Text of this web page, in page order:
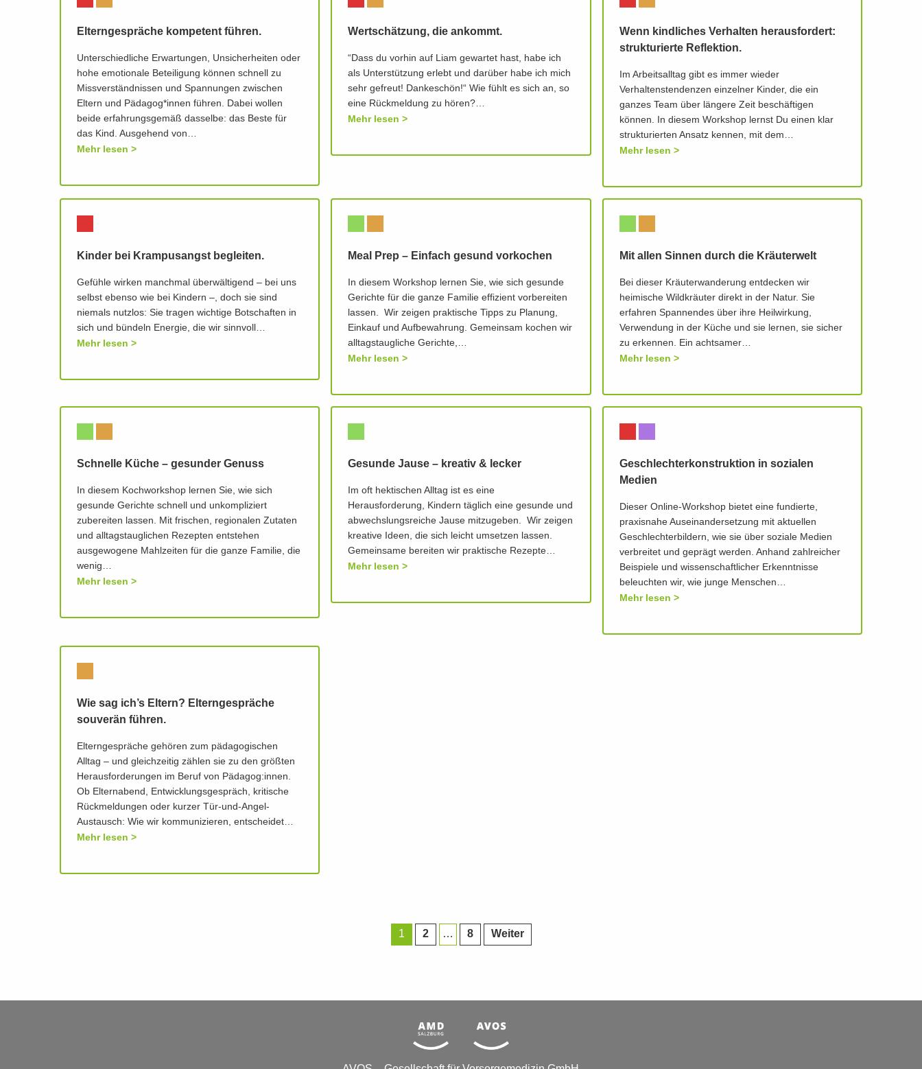
Elterngespräche kompetent führen.
Unterschiedliche Erwartungen, Unsicherheiten oder
hohe emotionale Beteiligung können schnell zu
Missverständnissen und Spannungen zwischen
Eltern und Pädagog*innen führen. Dabei wollen
beide erfahrungsgemäß dasselbe: das Beste für
das Kind. Ausgehend von…
Mehr lesen
Wertschätzung, die ankommt.
“Dass du vorhin auf Liam gewartet hast, habe ich
als Unterstützung erlebt und darüber habe ich mich
sehr gefreut! Dankeschön!“ Wie fühlt es sich an, so
eine Rückmeldung zu hören?…
Mehr lesen
Wenn kindliches Verhalten herausfordert:
strukturierte Reflektion.
Im Arbeitsalltag gibt es immer wieder
Verhaltenstendenzen einzelner Kinder, die ein
ganzes Team über längere Zeit beschäftigen
können. In diesem Workshop lernst Du einen klar
strukturierten Ansatz kennen, mit dem…
Mehr lesen
Kinder bei Krampusangst begleiten.
Gefühle wirken manchmal überwältigend – bei uns
selbst ebenso wie bei Kindern –, doch sie sind
niemals nutzlos: Sie tragen wichtige Botschaften in
sich und bündeln Energie, die wir sinnvoll…
Mehr lesen
Meal Prep – Einfach gesund vorkochen
In diesem Workshop lernen Sie, wie sich gesunde
Gerichte für die ganze Familie effizient vorbereiten
lassen. Wir zeigen praktische Tipps zu Planung,
Einkauf und Aufbewahrung. Gemeinsam kochen wir
alltagstaugliche Gerichte,…
Mehr lesen
Mit allen Sinnen durch die Kräuterwelt
Bei dieser Kräuterwanderung entdecken wir
heimische Wildkräuter direkt in der Natur. Sie
erfahren Spannendes über ihre Heilwirkung,
Verwendung in der Küche und sie lernen, sie sicher
zu erkennen. Ein achtsamer…
Mehr lesen
Schnelle Küche – gesunder Genuss
In diesem Kochworkshop lernen Sie, wie sich
gesunde Gerichte schnell und unkompliziert
zubereiten lassen. Mit frischen, regionalen Zutaten
und alltagstauglichen Rezepten entstehen
ausgewogene Mahlzeiten für die ganze Familie, die
wenig…
Mehr lesen
Gesunde Jause – kreativ & lecker
Im oft hektischen Alltag ist es eine
Herausforderung, Kindern täglich eine gesunde und
abwechslungsreiche Jause mitzugeben. Wir zeigen
kreative Ideen, die sich leicht umsetzen lassen.
Gemeinsame bereiten wir praktische Rezepte…
Mehr lesen
Geschlechterkonstruktion in sozialen
Medien
Dieser Online-Workshop bietet eine fundierte,
praxisnahe Auseinandersetzung mit aktuellen
Geschlechterbildern, wie sie über soziale Medien
verbreitet und geprägt werden. Anhand zahlreicher
Beispiele und wissenschaftlicher Erkenntnisse
beleuchten wir, wie junge Menschen…
Mehr lesen
Wie sag ich’s Eltern? Elterngespräche
souverän führen.
Elterngespräche gehören zum pädagogischen
Alltag – und gleichzeitig zählen sie zu den größten
Herausforderungen im Beruf von Pädagog:innen.
Ob Elternabend, Entwicklungsgespräch, kritische
Rückmeldungen oder kurzer Tür-und-Angel-
Austausch: Wie wir kommunizieren, entscheidet…
Mehr lesen
1 2 … 8 Weiter